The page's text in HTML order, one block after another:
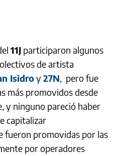
11J participaron algunos
de artista
Isidroy27N, pero fue
más promovidos desde
y ninguno pareció haber
capitalizar
fueron promovidas por las
por operadores